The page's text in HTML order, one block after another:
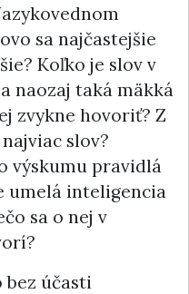
sa najčastejšie
Koľko je slov v
naozaj taká mäkká
zvykne hovoriť? Z
slov?
výskumu pravidlá
umelá inteligencia
sa o nej v
účasti